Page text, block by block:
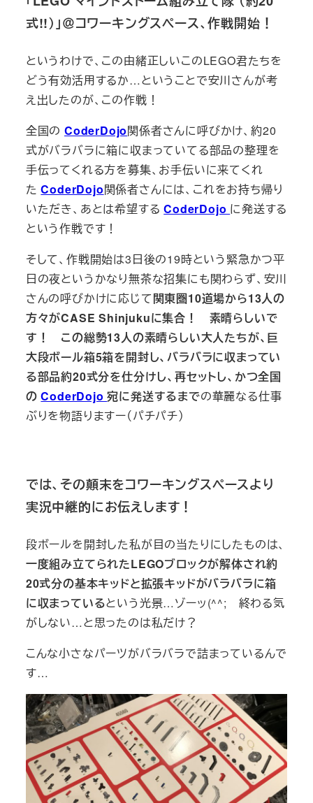
式!!）」＠コワーキングスペース、作戦開始！
というわけで、この由緒正しいこのLEGO君たちを
どう有効活用するか…ということで安川さんが考
え出したのが、この作戦！
全国の CoderDojo関係者さんに呼びかけ、約20
式がバラバラに箱に収まっていてる部品の整理を
手伝ってくれる方を募集、お手伝いに来てくれ
たCoderDojo関係者さんには、これをお持ち帰り
いただき、あとは希望するCoderDojo に発送する
という作戦です！
そして、作戦開始は3日後の19時という緊急かつ平
日の夜というかなり無茶な招集にも関わらず、安川
さんの呼びかけに応じて関東圏10道場から13人の
方々がCASE Shinjukuに集合！ 素晴らしいで
す！ この総勢13人の素晴らしい大人たちが、巨
大段ボール箱5箱を開封し、バラバラに収まってい
る部品約20式分を仕分けし、再セットし、かつ全国
のCoderDojo宛に発送するまでの華麗なる仕事
ぶりを物語りますー（パチパチ）
では、その顛末をコワーキングスペースより
実況中継的にお伝えします！
段ボールを開封した私が目の当たりにしたものは、
一度組み立てられたLEGOブロックが解体され約
20式分の基本キッドと拡張キッドがバラバラに箱
に収まっているという光景…ゾーッ(^^; 終わる気
がしない…と思ったのは私だけ？
こんな小さなパーツがバラバラで詰まっているんで
す…